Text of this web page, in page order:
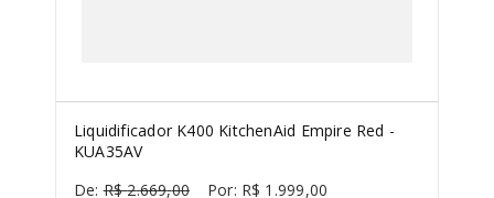
Liquidificador K400 KitchenAid Empire Red -
KUA35AV
R$ 2.669,00 R$ 1 .999,00